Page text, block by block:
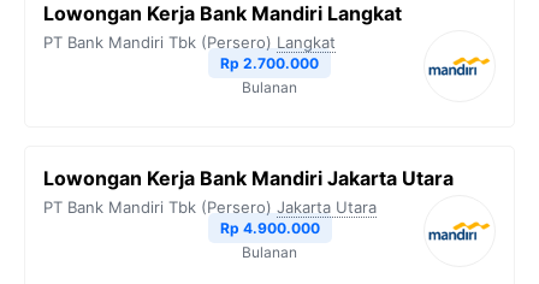
Lowongan Kerja Bank Mandiri Langkat
PT Bank Mandiri Tbk (Persero) Langkat
Rp 2.700.000
Bulanan
Lowongan Kerja Bank Mandiri Jakarta Utara
PT Bank Mandiri Tbk (Persero) Jakarta Utara
Rp 4.900.000
Bulanan